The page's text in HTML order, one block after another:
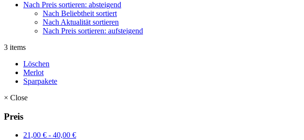
Nach Preis sortieren: absteigend
Nach Beliebtheit sortiert
Nach Aktualität sortieren
Nach Preis sortieren: aufsteigend
3 items
Löschen
Merlot
Sparpakete
× Close
Preis
21,00 € - 40,00 €